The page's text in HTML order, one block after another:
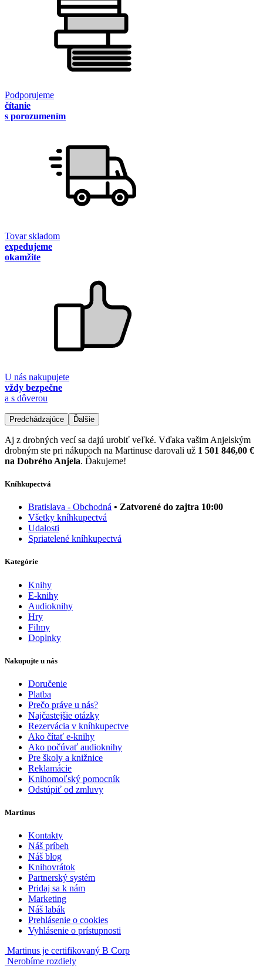
Podporujeme
čítanie
s porozumením
Tovar skladom
expedujeme
okamžite
U nás nakupujete
vždy bezpečne
a s dôverou
Predchádzajúce Ďalšie
Aj z drobných vecí sa dajú urobiť veľké. Vďaka vašim Anjelským
drobným ste pri nákupoch na Martinuse darovali už 1 501 846,00 €
na Dobrého Anjela. Ďakujeme!
Kníhkupectvá
Bratislava - Obchodná • Zatvorené do zajtra 10:00
Všetky kníhkupectvá
Udalosti
Spriatelené kníhkupectvá
Kategórie
Knihy
E-knihy
Audioknihy
Hry
Filmy
Doplnky
Nakupujte u nás
Doručenie
Platba
Prečo práve u nás?
Najčastejšie otázky
Rezervácia v kníhkupectve
Ako čítať e-knihy
Ako počúvať audioknihy
Pre školy a knižnice
Reklamácie
Knihomoľský pomocník
Odstúpiť od zmluvy
Martinus
Kontakty
Náš príbeh
Náš blog
Knihovrátok
Partnerský systém
Pridaj sa k nám
Marketing
Náš labák
Prehlásenie o cookies
Vyhlásenie o prístupnosti
Martinus je certifikovaný B Corp
Nerobíme rozdiely